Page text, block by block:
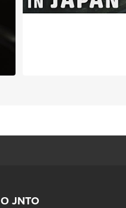
О JNTO